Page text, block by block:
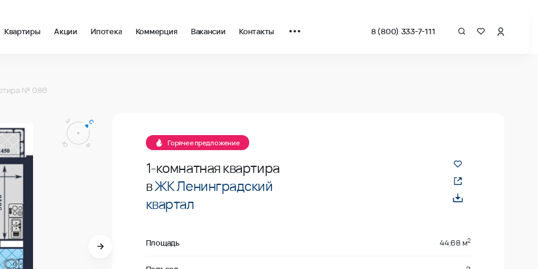
Квартиры Акции Ипотека Коммерция Вакансии Контакты 8 (800) 333-7-111
№086
№ 086
Горячее предложение
1-комнатная квартира
вЖК Ленинградский
квартал
Площадь 44.68 м2